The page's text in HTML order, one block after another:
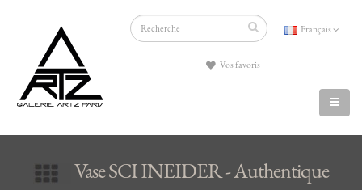
Français
Vos favoris
Vase SCHNEIDER - Authentique